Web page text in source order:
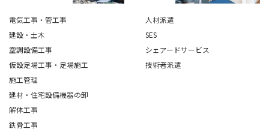
電気工事・管工事
建設・土木
空調設備工事
仮設足場工事・足場施工
施工管理
建材・住宅設備機器の卸
解体工事
鉄骨工事
人材派遣
SES
シェアードサービス
技術者派遣